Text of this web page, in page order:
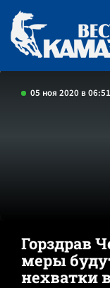
05 ноя 2020 в 06:51
Горздрав
меры
нехватки